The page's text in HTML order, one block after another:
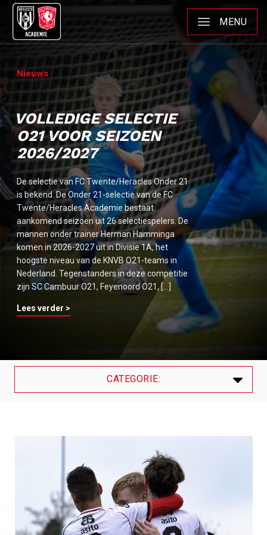
MENU
Nieuws
VOLLEDIGE SELECTIE
O21 VOOR SEIZOEN
2026/2027
De selectie van FC Twente/Heracles Onder 21
is bekend. De Onder 21-selectie van de FC
Twente/Heracles Academie bestaat
aankomend seizoen uit 26 selectiespelers. De
mannen onder trainer Herman Hamminga
komen in 2026-2027 uit in Divisie 1A, het
hoogste niveau van de KNVB O21-teams in
Nederland. Tegenstanders in deze competitie
zijn SC Cambuur O21, Feyenoord O21, […]
Lees verder >
CATEGORIE:
Contracten
Internationals